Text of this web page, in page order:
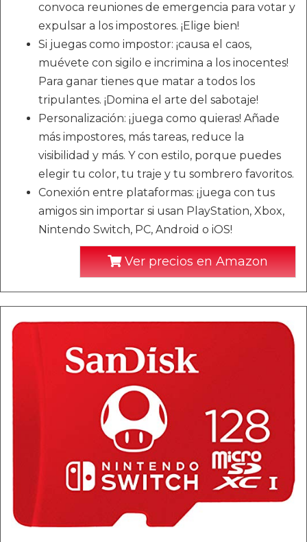
convoca reuniones de emergencia para votar y
expulsar a los impostores. ¡Elige bien!
Si juegas como impostor: ¡causa el caos,
muévete con sigilo e incrimina a los inocentes!
Para ganar tienes que matar a todos los
tripulantes. ¡Domina el arte del sabotaje!
Personalización: ¡juega como quieras! Añade
más impostores, más tareas, reduce la
visibilidad y más. Y con estilo, porque puedes
elegir tu color, tu traje y tu sombrero favoritos.
Conexión entre plataformas: ¡juega con tus
amigos sin importar si usan PlayStation, Xbox,
Nintendo Switch, PC, Android o iOS!
Ver precios en Amazon